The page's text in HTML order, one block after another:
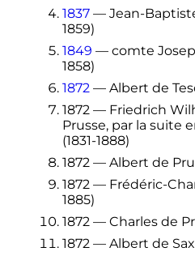
1837— Jean-
1859)
1849 — comte
1858)
1872— Albert de
1872 — Friedrich
Prusse, par la suite
(1831-1888)
1872 — Albert de
1872 — Frédéric-
1885)
1872 — Charles de
1872 — Albert de